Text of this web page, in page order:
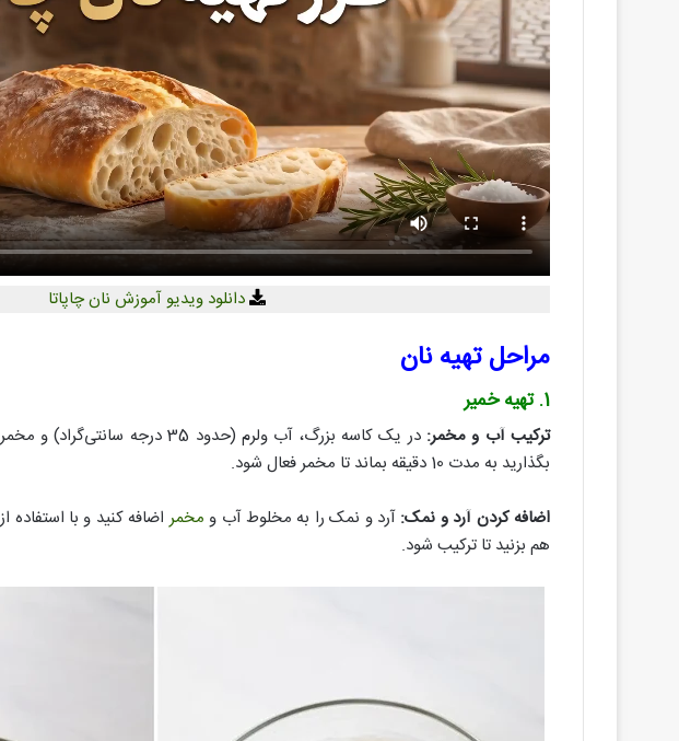
دانلود ویدیو آموزش نان چاپاتا
مراحل تهیه نان
1. تهیه خمیر
ترکیب آب و مخمر:
در یک کاسه بزرگ، آب ولرم (حدود 35
بگذارید به مدت 10 دقیقه بماند تا مخمر فعال شود.
اضافه کردن آرد و نمک: آرد و نمک را به مخلوط آب و مخمراضافه کنید و با
هم بزنید تا ترکیب شود.